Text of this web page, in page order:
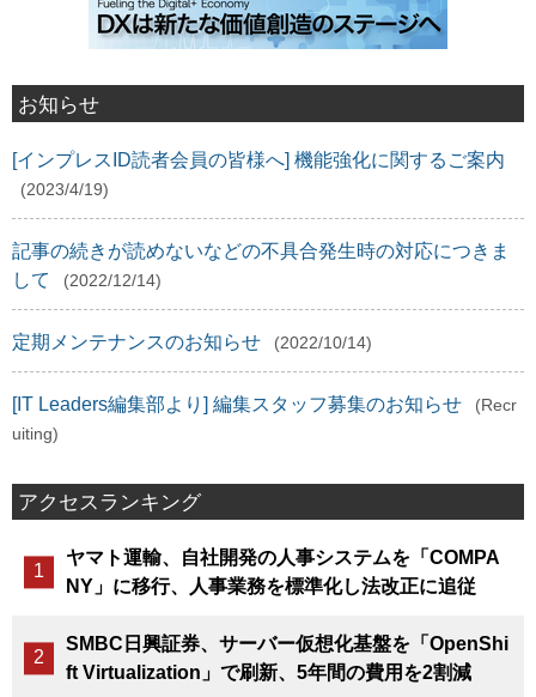
お知らせ
[インプレスID読者会員の皆様へ] 機能強化に関するご案内
(2023/4/19)
記事の続きが読めないなどの不具合発生時の対応につきま
して
(2022/12/14)
定期メンテナンスのお知らせ (2022/10/14)
[IT Leaders編集部より] 編集スタッフ募集のお知らせ
(Recr
uiting)
アクセスランキング
ヤマト運輸、自社開発の人事システムを「COMPA
NY」に移行、人事業務を標準化し法改正に追従
SMBC日興証券、サーバー仮想化基盤を「OpenShi
ft Virtualization」で刷新、5年間の費用を2割減